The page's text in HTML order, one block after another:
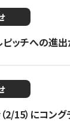
ッチへの進出
2/15）にコン